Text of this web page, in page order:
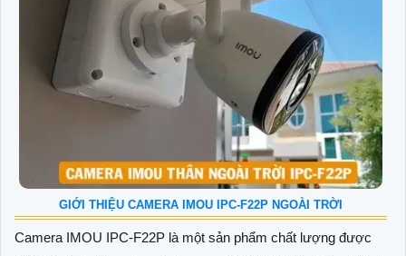
GIỚI THIỆU CAMERA IMOU IPC-F22P NGOÀI TRỜI
Camera IMOU IPC-F22P là một sản phẩm chất lượng được